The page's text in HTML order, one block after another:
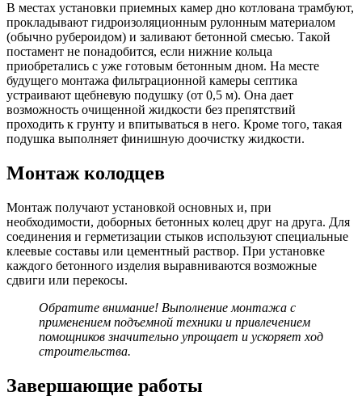
В местах установки приемных камер дно котлована трамбуют,
прокладывают гидроизоляционным рулонным материалом
(обычно рубероидом) и заливают бетонной смесью. Такой
постамент не понадобится, если нижние кольца
приобретались с уже готовым бетонным дном. На месте
будущего монтажа фильтрационной камеры септика
устраивают щебневую подушку (от 0,5 м). Она дает
возможность очищенной жидкости без препятствий
проходить к грунту и впитываться в него. Кроме того, такая
подушка выполняет финишную доочистку жидкости.
Монтаж колодцев
Монтаж получают установкой основных и, при
необходимости, доборных бетонных колец друг на друга. Для
соединения и герметизации стыков используют специальные
клеевые составы или цементный раствор. При установке
каждого бетонного изделия выравниваются возможные
сдвиги или перекосы.
Обратите внимание! Выполнение монтажа с
применением подъемной техники и привлечением
помощников значительно упрощает и ускоряет ход
строительства.
Завершающие работы